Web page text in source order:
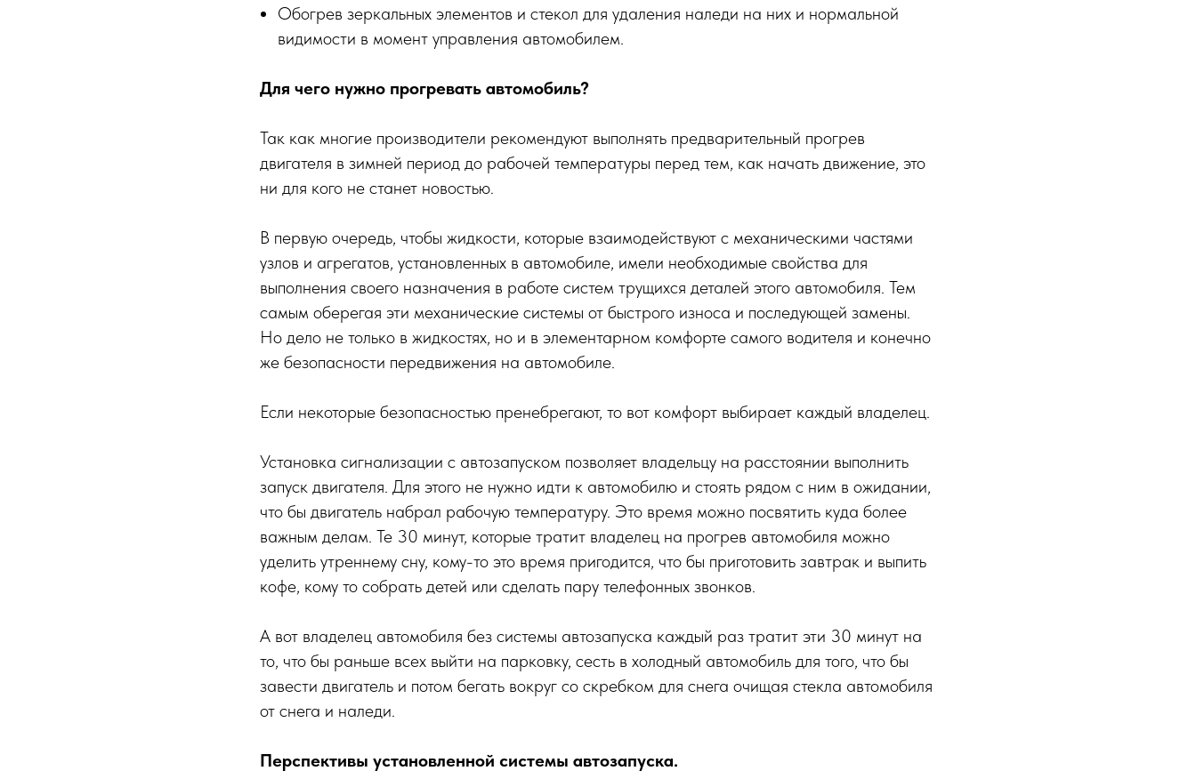
Обогрев зеркальных элементов и стекол для удаления наледи на них и нормальной
видимости в момент управления автомобилем.
Для чего нужно прогревать автомобиль?
Так как многие производители рекомендуют выполнять предварительный прогрев
двигателя в зимней период до рабочей температуры перед тем, как начать движение, это
ни для кого не станет новостью.
В первую очередь, чтобы жидкости, которые взаимодействуют с механическими частями
узлов и агрегатов, установленных в автомобиле, имели необходимые свойства для
выполнения своего назначения в работе систем трущихся деталей этого автомобиля. Тем
самым оберегая эти механические системы от быстрого износа и последующей замены.
Но дело не только в жидкостях, но и в элементарном комфорте самого водителя и конечно
же безопасности передвижения на автомобиле.
Если некоторые безопасностью пренебрегают, то вот комфорт выбирает каждый владелец.
Установка сигнализации с автозапуском позволяет владельцу на расстоянии выполнить
запуск двигателя. Для этого не нужно идти к автомобилю и стоять рядом с ним в ожидании,
что бы двигатель набрал рабочую температуру. Это время можно посвятить куда более
важным делам. Те 30 минут, которые тратит владелец на прогрев автомобиля можно
уделить утреннему сну, кому-то это время пригодится, что бы приготовить завтрак и выпить
кофе, кому то собрать детей или сделать пару телефонных звонков.
А вот владелец автомобиля без системы автозапуска каждый раз тратит эти 30 минут на
то, что бы раньше всех выйти на парковку, сесть в холодный автомобиль для того, что бы
завести двигатель и потом бегать вокруг со скребком для снега очищая стекла автомобиля
от снега и наледи.
Перспективы установленной системы автозапуска.